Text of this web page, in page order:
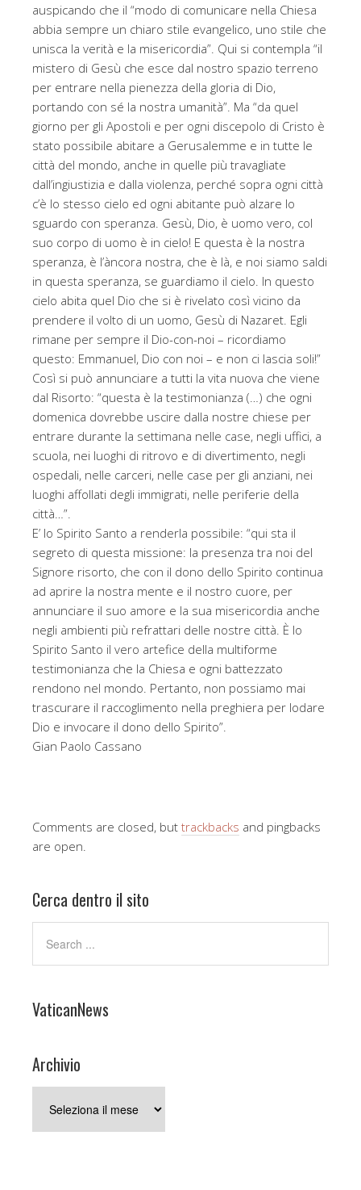
auspicando che il “modo di comunicare nella Chiesa
abbia sempre un chiaro stile evangelico, uno stile che
unisca la verità e la misericordia”. Qui si contempla “il
mistero di Gesù che esce dal nostro spazio terreno
per entrare nella pienezza della gloria di Dio,
portando con sé la nostra umanità”. Ma “da quel
giorno per gli Apostoli e per ogni discepolo di Cristo è
stato possibile abitare a Gerusalemme e in tutte le
città del mondo, anche in quelle più travagliate
dall’ingiustizia e dalla violenza, perché sopra ogni città
c’è lo stesso cielo ed ogni abitante può alzare lo
sguardo con speranza. Gesù, Dio, è uomo vero, col
suo corpo di uomo è in cielo! E questa è la nostra
speranza, è l’àncora nostra, che è là, e noi siamo saldi
in questa speranza, se guardiamo il cielo. In questo
cielo abita quel Dio che si è rivelato così vicino da
prendere il volto di un uomo, Gesù di Nazaret. Egli
rimane per sempre il Dio-con-noi – ricordiamo
questo: Emmanuel, Dio con noi – e non ci lascia soli!”
Così si può annunciare a tutti la vita nuova che viene
dal Risorto: “questa è la testimonianza (…) che ogni
domenica dovrebbe uscire dalla nostre chiese per
entrare durante la settimana nelle case, negli uffici, a
scuola, nei luoghi di ritrovo e di divertimento, negli
ospedali, nelle carceri, nelle case per gli anziani, nei
luoghi affollati degli immigrati, nelle periferie della
città…”.
E’ lo Spirito Santo a renderla possibile: “qui sta il
segreto di questa missione: la presenza tra noi del
Signore risorto, che con il dono dello Spirito continua
ad aprire la nostra mente e il nostro cuore, per
annunciare il suo amore e la sua misericordia anche
negli ambienti più refrattari delle nostre città. È lo
Spirito Santo il vero artefice della multiforme
testimonianza che la Chiesa e ogni battezzato
rendono nel mondo. Pertanto, non possiamo mai
trascurare il raccoglimento nella preghiera per lodare
Dio e invocare il dono dello Spirito”.
Gian Paolo Cassano
Comments are closed, but trackbacks and pingbacks
are open.
Cerca dentro il sito
VaticanNews
Archivio